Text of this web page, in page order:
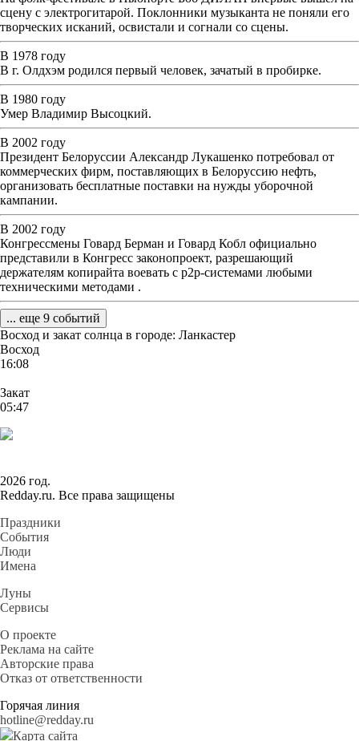
сцену с электрогитарой. Поклонники музыканта не поняли его
творческих исканий, освистали и согнали со сцены.
В 1978 году
В г. Олдхэм родился первый человек, зачатый в пробирке.
В 1980 году
Умер Владимир Высоцкий.
В 2002 году
Президент Белоруссии Александр Лукашенко потребовал от
коммерческих фирм, поставляющих в Белоруссию нефть,
организовать бесплатные поставки на нужды уборочной
кампании.
В 2002 году
Конгрессмены Говард Берман и Говард Кобл официально
представили в Конгресс законопроект, разрешающий
держателям копирайта воевать с p2p-системами любыми
техническими методами .
... еще 9 событий
Восход и закат солнца в городе: Ланкастер
Восход
16:08
Закат
05:47
2026 год.
Redday.ru. Все права защищены
Праздники
События
Люди
Имена
Луны
Сервисы
О проекте
Реклама на сайте
Авторские права
Отказ от ответственности
Горячая линия
hotline@redday.ru
Карта сайта